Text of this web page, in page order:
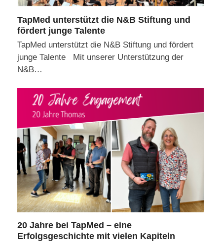
TapMed unterstützt die N&B Stiftung und
fördert junge Talente
TapMed unterstützt die N&B Stiftung und fördert
junge Talente Mit unserer Unterstützung der
N&B…
20 Jahre bei TapMed – eine
Erfolgsgeschichte mit vielen Kapiteln